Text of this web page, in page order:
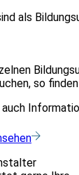
als
so